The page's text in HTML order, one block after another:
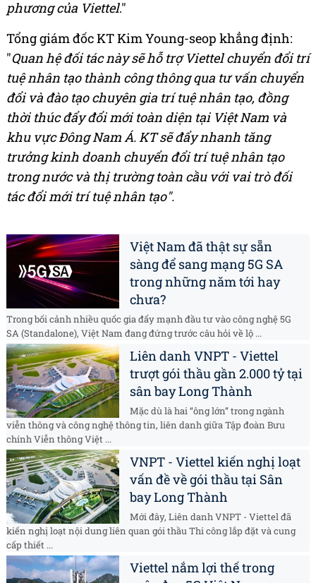
phương của Viettel."
Tổng giám đốc KT Kim Young-seop khẳng định:
"Quan hệ đối tác này sẽ hỗ trợ Viettel chuyển đổi trí
tuệ nhân tạo thành công thông qua tư vấn chuyển
đổi và đào tạo chuyên gia trí tuệ nhân tạo, đồng
thời thúc đẩy đổi mới toàn diện tại Việt Nam và
khu vực Đông Nam Á. KT sẽ đẩy nhanh tăng
trưởng kinh doanh chuyển đổi trí tuệ nhân tạo
trong nước và thị trường toàn cầu với vai trò đối
tác đổi mới trí tuệ nhân tạo".
Việt Nam đã thật sự sẵn
sàng để sang mạng 5G SA
trong những năm tới hay
chưa?
Trong bối cảnh nhiều quốc gia đẩy mạnh đầu tư vào công nghệ 5G
SA (Standalone), Việt Nam đang đứng trước câu hỏi về lộ ...
Liên danh VNPT - Viettel
trượt gói thầu gần 2.000 tỷ tại
sân bay Long Thành
Mặc dù là hai “ông lớn” trong ngành
viễn thông và công nghệ thông tin, liên danh giữa Tập đoàn Bưu
chính Viễn thông Việt ...
VNPT - Viettel kiến nghị loạt
vấn đề về gói thầu tại Sân
bay Long Thành
Mới đây, Liên danh VNPT - Viettel đã
kiến nghị loạt nội dung liên quan gói thầu Thi công lắp đặt và cung
cấp thiết ...
Viettel nắm lợi thế trong